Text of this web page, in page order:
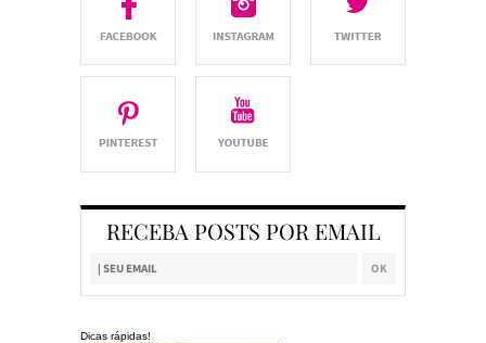
RECEBA POSTS POR EMAIL
Dicas rápidas!